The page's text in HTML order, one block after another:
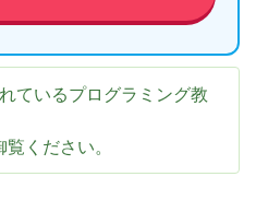
ているプログラミング教
覧ください。